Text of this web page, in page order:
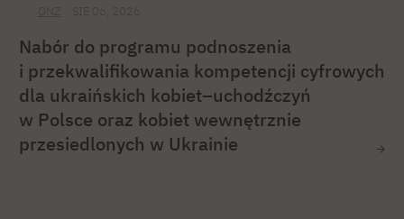
Nabór do programu podnoszenia
i przekwalifikowania kompetencji cyfrowych
dla ukraińskich kobiet–uchodźczyń
w Polsce oraz kobiet wewnętrznie
przesiedlonych w Ukrainie